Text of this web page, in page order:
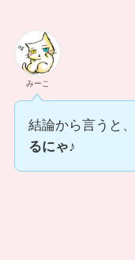
みーこ
結論から言うと、
るにゃ♪